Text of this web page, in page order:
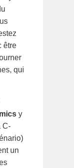
être
qui
y
C-
un